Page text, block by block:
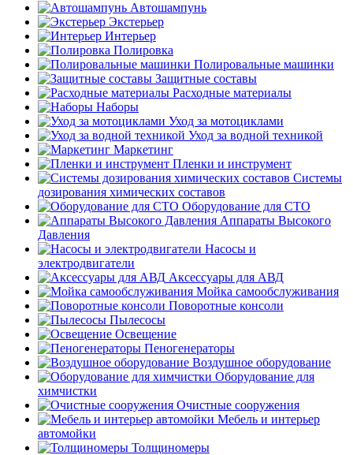
Автошампунь
Экстерьер
Интерьер
Полировка
Полировальные машинки
Защитные составы
Расходные материалы
Наборы
Уход за мотоциклами
Уход за водной техникой
Маркетинг
Пленки и инструмент
Системы
дозирования химических составов
Оборудование для СТО
Аппараты Высокого
Давления
Насосы и
электродвигатели
Аксессуары для АВД
Мойка самообслуживания
Поворотные консоли
Пылесосы
Освещение
Пеногенераторы
Воздушное оборудование
Оборудование для
химчистки
Очистные сооружения
Мебель и интерьер
автомойки
Толщиномеры